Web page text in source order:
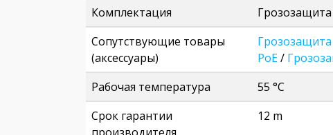
Комплектация
Сопутствующие товары
(аксессуары)
Грозозащита
PoE/
Рабочая температура
55 °C
Срок гарантии
12 m